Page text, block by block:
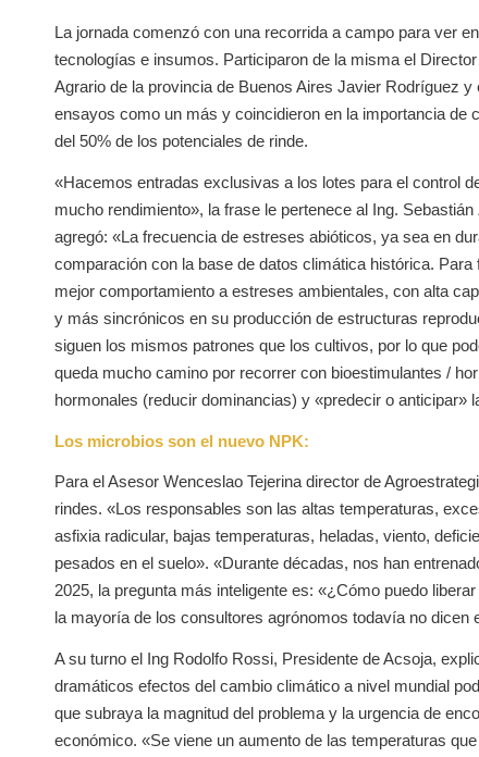
La jornada comenzó con una recorrida a campo para ver
tecnologías e insumos. Participaron de la misma el
Agrario de la provincia de Buenos Aires Javier Rodríguez
ensayos como un más y coincidieron en la importancia
del 50% de los potenciales de rinde.
«Hacemos entradas exclusivas a los lotes para el control
mucho rendimiento», la frase le pertenece al Ing.
agregó: «La frecuencia de estreses abióticos, ya sea en
comparación con la base de datos climática histórica.
mejor comportamiento a estreses ambientales, con alta
y más sincrónicos en su producción de estructuras
siguen los mismos patrones que los cultivos, por lo que
queda mucho camino por recorrer con bioestimulantes /
hormonales (reducir dominancias) y «predecir o
Los microbios son el nuevo NPK:
Para el Asesor Wenceslao Tejerina director de
rindes. «Los responsables son las altas temperaturas,
asfixia radicular, bajas temperaturas, heladas, viento,
pesados en el suelo». «Durante décadas, nos han
2025, la pregunta más inteligente es: «¿Cómo puedo
la mayoría de los consultores agrónomos todavía no dicen
A su turno el Ing Rodolfo Rossi, Presidente de Acsoja,
dramáticos efectos del cambio climático a nivel mundial
que subraya la magnitud del problema y la urgencia de
económico. «Se viene un aumento de las temperaturas